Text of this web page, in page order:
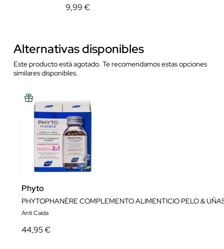
9,99 €
Alternativas disponibles
Este producto está agotado. Te recomendamos estas opciones
similares disponibles.
Phyto
PHYTOPHANÈRE COMPLEMENTO ALIMENTICIO PELO &
Anti Caída
44,95 €